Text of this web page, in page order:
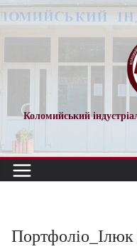
Перейти
до
Коломийський